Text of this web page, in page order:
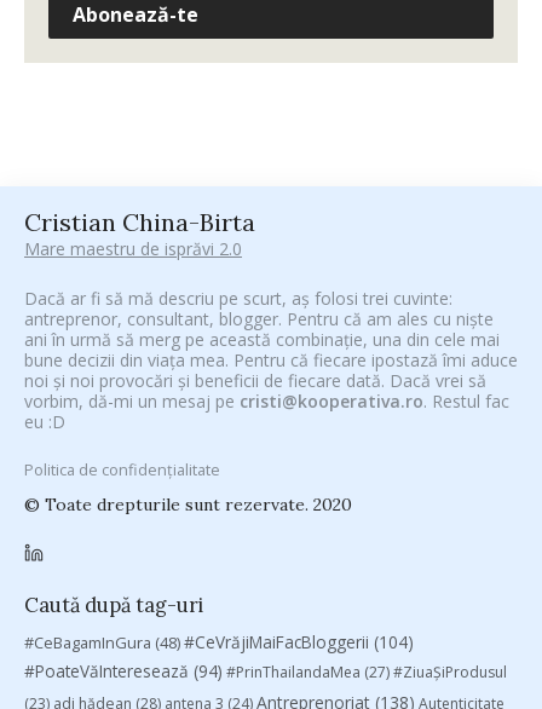
Abonează-te
Cristian China-Birta
Mare maestru de isprăvi 2.0
Dacă ar fi să mă descriu pe scurt, aș folosi trei cuvinte:
antreprenor, consultant, blogger. Pentru că am ales cu niște
ani în urmă să merg pe această combinație, una din cele mai
bune decizii din viața mea. Pentru că fiecare ipostază îmi aduce
noi și noi provocări și beneficii de fiecare dată. Dacă vrei să
vorbim, dă-mi un mesaj pe cristi@kooperativa.ro. Restul fac
eu :D
Politica de confidențialitate
© Toate drepturile sunt rezervate. 2020
Caută după tag-uri
#CeBagamInGura (48)#CeVrăjiMaiFacBloggerii (104)
#PoateVăInteresează (94) #PrinThailandaMea (27)#ZiuaȘiProdusul
(23) adi hădean (28) antena 3 (24)Antreprenoriat (138) Autenticitate